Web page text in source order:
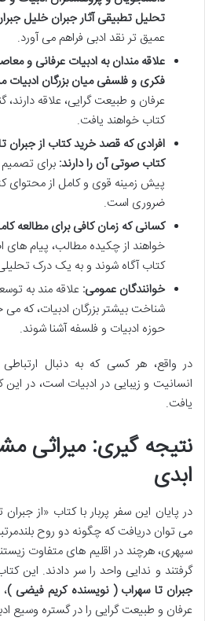
تحلیل تطبیقی آثار جبران خلیل
عمیق تر نقد ادبی فراهم می آورد.
علاقه مندان به ادبیات عرفانی و
فکری و فلسفی میان بزرگان
عرفان و طبیعت گرایی، علاقه
کتاب خواهند یافت.
افرادی که قصدخرید کتاب از جبران
کتاب صوتی آن را دارند: برای
پیش زمینه قوی و کامل از محتوای
ضروری است.
کسانی که زمان کافی برای مطالعه
خواهند از چکیده مطالب، پیام
کتاب آگاه شوند و به یک درک
خوانندگان عمومی: علاقه مند به
شناخت بیشتر بزرگان ادبیات، که
حوزه ادبیات و فلسفه آشنا شوند.
در واقع، هر کسی که به دنبال
انسانیت و زیبایی در ادبیات است، در
یافت.
نتیجه گیری: میراثی
ابدی
در پایان این سفر پربار با کتاب «از
می توان دریافت که چگونه دو روح
سپهری، هرچند در اقلیم های متفاوت
گرفتند و ندایی واحد را سر دادند. این
جبران تا سهراب ( نویسنده کریم فیضی )
عرفان و طبیعت گرایی را در گستره وسیع